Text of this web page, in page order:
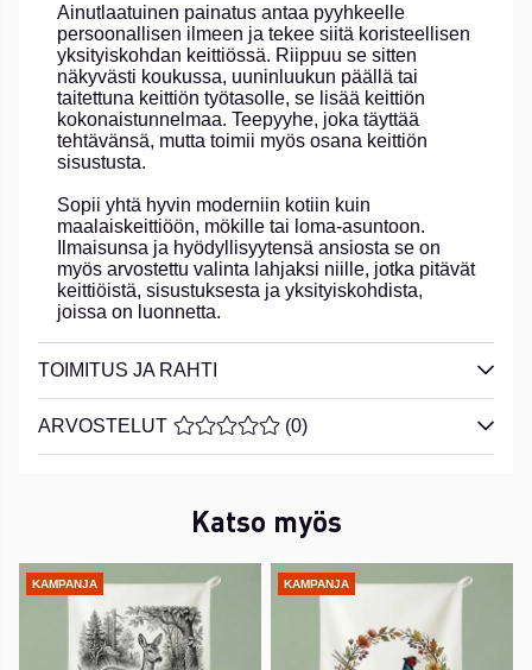
Ainutlaatuinen painatus antaa pyyhkeelle
persoonallisen ilmeen ja tekee siitä koristeellisen
yksityiskohdan keittiössä. Riippuu se sitten
näkyvästi koukussa, uuninluukun päällä tai
taitettuna keittiön työtasolle, se lisää keittiön
kokonaistunnelmaa. Teepyyhe, joka täyttää
tehtävänsä, mutta toimii myös osana keittiön
sisustusta.
Sopii yhtä hyvin moderniin kotiin kuin
maalaiskeittiöön, mökille tai loma-asuntoon.
Ilmaisunsa ja hyödyllisyytensä ansiosta se on
myös arvostettu valinta lahjaksi niille, jotka pitävät
keittiöistä, sisustuksesta ja yksityiskohdista,
joissa on luonnetta.
TOIMITUS JA RAHTI
ARVOSTELUT KESKIARVOLUOKITUS 0 / 5
(0)
Katso myös
KAMPANJA KAMPANJA